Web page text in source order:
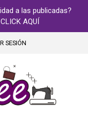
a las publicadas?
AQUÍ
SESIÓN